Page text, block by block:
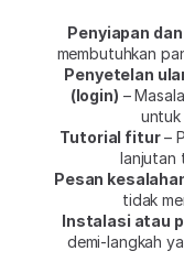
Penyiapan
membutuhkan
Penyetelan
(login) –
untuk
Tutorial fitur –
lanjutan
Pesan
tidak
Instalasi atau
demi-langkah